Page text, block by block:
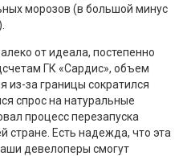
морозов (в большой минус
от идеала, постепенно
ГК «Сардис», объем
из-за границы сократился
спрос на натуральные
процесс перезапуска
стране. Есть надежда, что эта
девелоперы смогут